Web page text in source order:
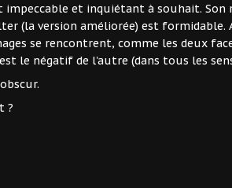
impeccable et inquiétant à souhait. Son
(la version améliorée) est formidable.
se rencontrent, comme les deux
le négatif de l'autre (dans tous les
?